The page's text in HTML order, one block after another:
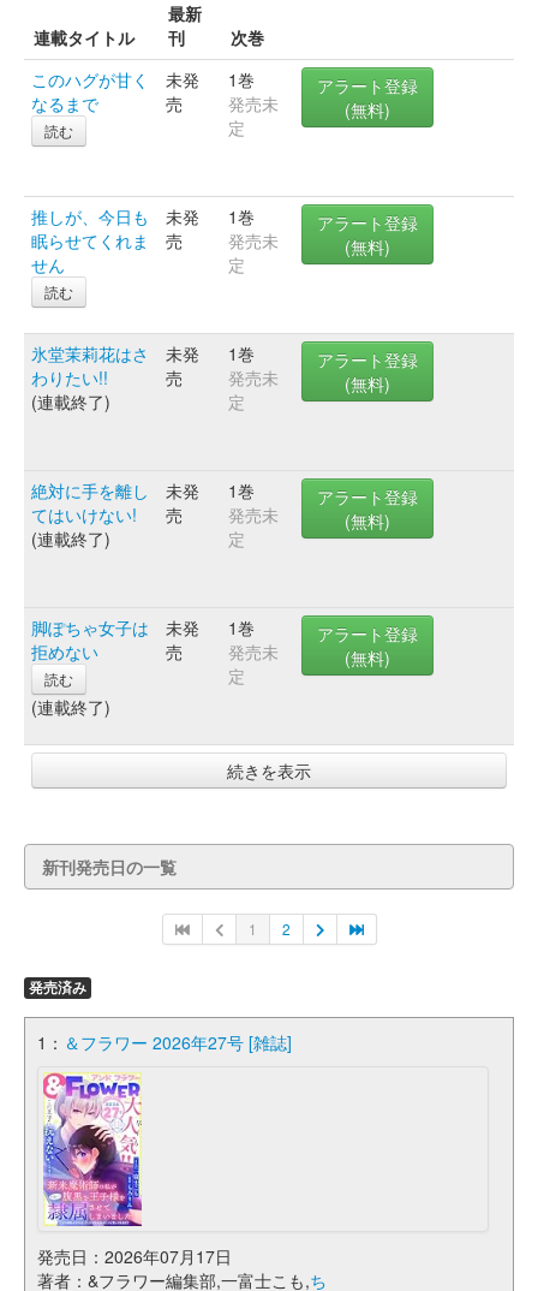
連載タイトル
最新
刊
次巻
このハグが甘く
なるまで
読む
未発
売
1巻
発売未
定
アラート登録
(無料)
推しが、今日も
眠らせてくれま
せん
読む
未発
売
1巻
発売未
定
アラート登録
(無料)
氷堂茉莉花はさ
わりたい!!
(連載終了)
未発
売
1巻
発売未
定
アラート登録
(無料)
絶対に手を離し
てはいけない!
(連載終了)
未発
売
1巻
発売未
定
アラート登録
(無料)
脚ぽちゃ女子は
拒めない
読む
(連載終了)
未発
売
1巻
発売未
定
アラート登録
(無料)
続きを表示
新刊発売日の一覧
1 2
発売済み
1： ＆フラワー 2026年27号 [雑誌]
発売日：2026年07月17日
著者：&フラワー編集部,一富士こも,ち